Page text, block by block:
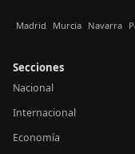
Madrid Murcia Navarra
Secciones
Nacional
Internacional
Economía